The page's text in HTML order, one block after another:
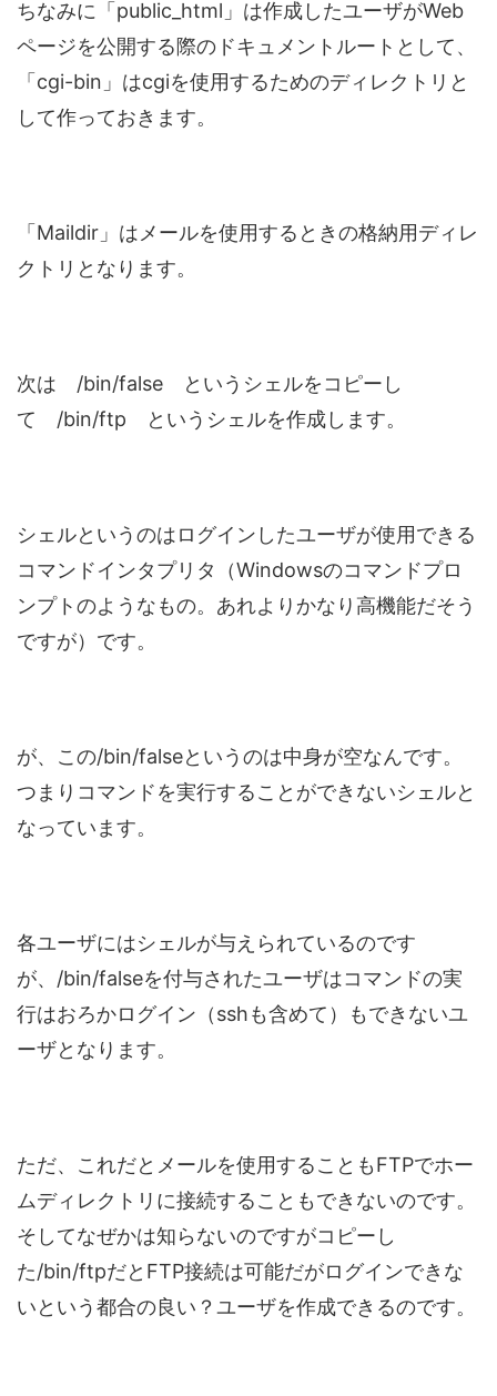
ちなみに「public_html」は作成したユーザがWeb
ページを公開する際のドキュメントルートとして、
「cgi-bin」はcgiを使用するためのディレクトリと
して作っておきます。
「Maildir」はメールを使用するときの格納用ディレ
クトリとなります。
次は /bin/false というシェルをコピーし
て /bin/ftp というシェルを作成します。
シェルというのはログインしたユーザが使用できる
コマンドインタプリタ（Windowsのコマンドプロ
ンプトのようなもの。あれよりかなり高機能だそう
ですが）です。
が、この/bin/falseというのは中身が空なんです。
つまりコマンドを実行することができないシェルと
なっています。
各ユーザにはシェルが与えられているのです
が、/bin/falseを付与されたユーザはコマンドの実
行はおろかログイン（sshも含めて）もできないユ
ーザとなります。
ただ、これだとメールを使用することもFTPでホー
ムディレクトリに接続することもできないのです。
そしてなぜかは知らないのですがコピーし
た/bin/ftpだとFTP接続は可能だがログインできな
いという都合の良い？ユーザを作成できるのです。